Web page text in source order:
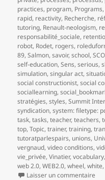
practices, program, Programs,
rapid, reactivity, Recherche,
tutoring, Renault-neologism,
responsabilité_sociale,
robot, Rodet, rogers,
89,Salmon,savoir,school,
self-education,Sens,serious,
simulation,singular act,
social constructionist,social
sociallearning,
stratégies,styles,Summit
syndication,system: filetype:
task,tasks,teacher,teachers,
top,Topic,trainer,training,
tutoratparlespairs, unions,
vergnaud,video conditions,
vie_privée,Vinatier,vocabulary
web 2.0,WEB2.0,wheel,white
Laisser un commentaire